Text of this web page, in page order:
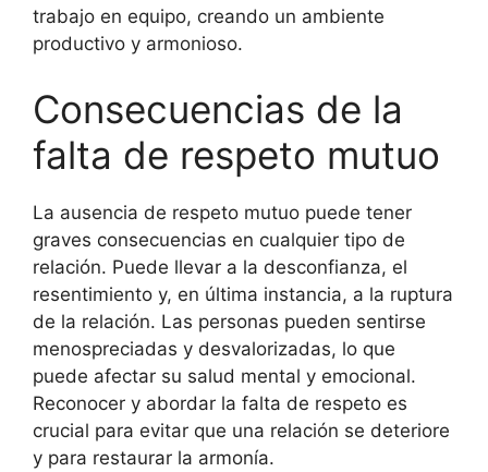
trabajo en equipo, creando un ambiente
productivo y armonioso.
Consecuencias de la
falta de respeto mutuo
La ausencia de respeto mutuo puede tener
graves consecuencias en cualquier tipo de
relación. Puede llevar a la desconfianza, el
resentimiento y, en última instancia, a la ruptura
de la relación. Las personas pueden sentirse
menospreciadas y desvalorizadas, lo que
puede afectar su salud mental y emocional.
Reconocer y abordar la falta de respeto es
crucial para evitar que una relación se deteriore
y para restaurar la armonía.